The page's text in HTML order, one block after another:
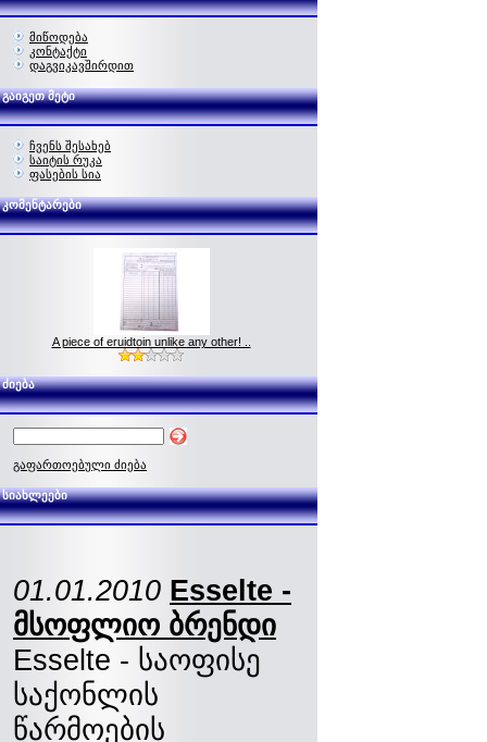
მიწოდება
კონტაქტი
დაგვიკავშირდით
გაიგეთ მეტი
ჩვენს შესახებ
საიტის რუკა
ფასების სია
კომენტარები
A piece of eruidtoin unlike any other! ..
ძიება
გაფართოებული ძიება
სიახლეები
01.01.2010 Esselte -
მსოფლიო ბრენდი
Esselte - საოფისე
საქონლის
წარმოების